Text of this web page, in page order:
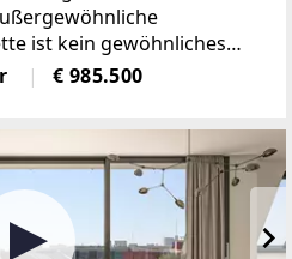
und
ist kein gewöhnliches
sich dem Stadtleben
mitten darin liegt. Hoch
€ 985.500